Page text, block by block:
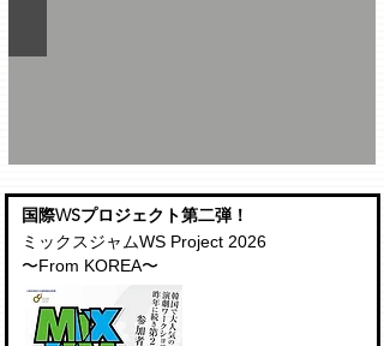
​国際WSプロジェクト第二弾！
ミックスジャムWS Project 2026
〜From KOREA〜